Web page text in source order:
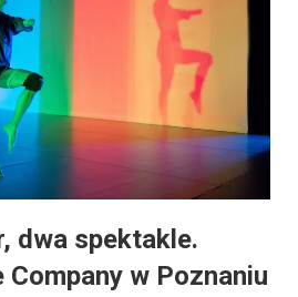
dwa spektakle.
Company w Poznaniu